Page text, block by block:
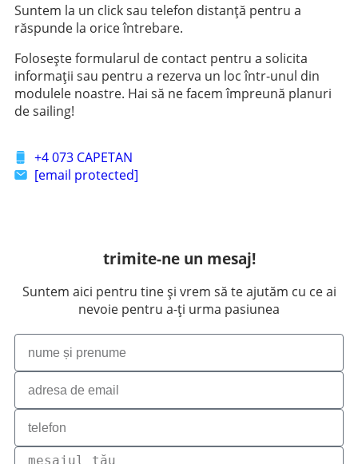
Suntem la un click sau telefon distanță pentru a
răspunde la orice întrebare.
Folosește formularul de contact pentru a solicita
informații sau pentru a rezerva un loc într-unul din
modulele noastre. Hai să ne facem împreună planuri
de sailing!
+4 073 CAPETAN
[email protected]
trimite-ne un mesaj!
Suntem aici pentru tine și vrem să te ajutăm cu ce ai
nevoie pentru a-ți urma pasiunea